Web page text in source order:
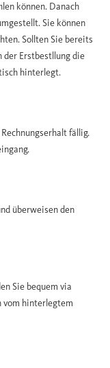
können. Danach
Sie können
Sollten Sie bereits
der Erstbestllung die
hinterlegt.
fällig.
überweisen den
Sie bequem via
vom hinterlegtem